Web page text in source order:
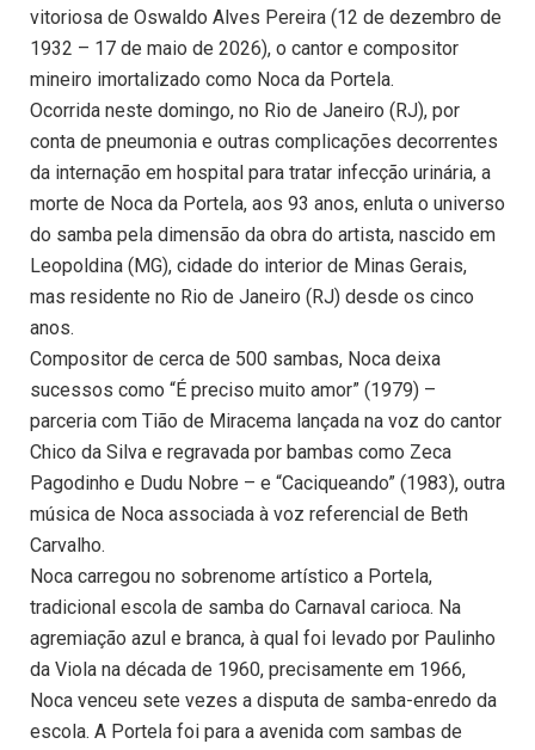
vitoriosa de Oswaldo Alves Pereira (12 de dezembro de
1932 – 17 de maio de 2026), o cantor e compositor
mineiro imortalizado como Noca da Portela.
Ocorrida neste domingo, no Rio de Janeiro (RJ), por
conta de pneumonia e outras complicações decorrentes
da internação em hospital para tratar infecção urinária, a
morte de Noca da Portela, aos 93 anos, enluta o universo
do samba pela dimensão da obra do artista, nascido em
Leopoldina (MG), cidade do interior de Minas Gerais,
mas residente no Rio de Janeiro (RJ) desde os cinco
anos.
Compositor de cerca de 500 sambas, Noca deixa
sucessos como “É preciso muito amor” (1979) –
parceria com Tião de Miracema lançada na voz do cantor
Chico da Silva e regravada por bambas como Zeca
Pagodinho e Dudu Nobre – e “Caciqueando” (1983), outra
música de Noca associada à voz referencial de Beth
Carvalho.
Noca carregou no sobrenome artístico a Portela,
tradicional escola de samba do Carnaval carioca. Na
agremiação azul e branca, à qual foi levado por Paulinho
da Viola na década de 1960, precisamente em 1966,
Noca venceu sete vezes a disputa de samba-enredo da
escola. A Portela foi para a avenida com sambas de